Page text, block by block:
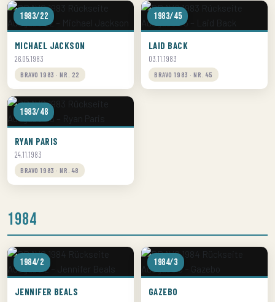
1983/22
MICHAEL JACKSON
26.05.1983
BRAVO 1983 · NR. 22
1983/45
LAID BACK
03.11.1983
BRAVO 1983 · NR. 45
1983/48
RYAN PARIS
24.11.1983
BRAVO 1983 · NR. 48
1984
1984/2
JENNIFER BEALS
1984/3
GAZEBO